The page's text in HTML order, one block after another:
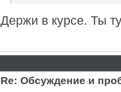
Держи в курсе. Ты
Re: Обсуждение и